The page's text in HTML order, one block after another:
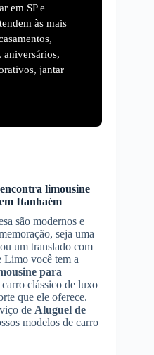
em SP e
às mais
aniversários,
jantar
limousine
Itanhaém
são modernos e
seja uma
um translado com
Limo você tem a
para
clássico de luxo
que ele oferece.
de Aluguel de
modelos de carro